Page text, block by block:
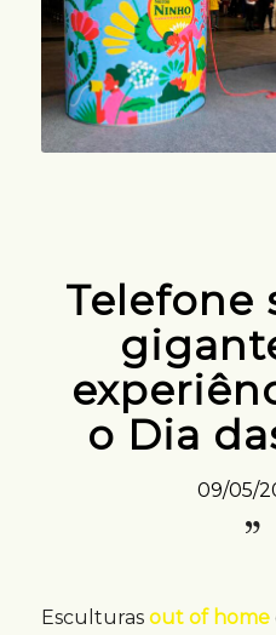
Telefone
o Dia
09/05/
Esculturas out of home